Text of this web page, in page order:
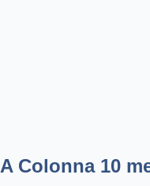
A Colonna 10